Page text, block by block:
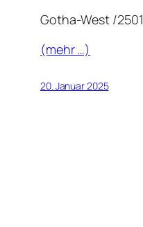
Gotha-West /2501
(mehr …)
20. Januar 2025